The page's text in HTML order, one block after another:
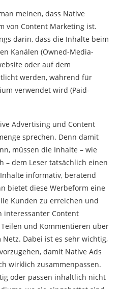
meinen, dass Native
von Content Marketing ist.
darin, dass die Inhalte beim
Kanälen (Owned-Media-
oder auf dem
werden, während für
verwendet wird (Paid-
Advertising und Content
sprechen. Denn damit
müssen die Inhalte – wie
– dem Leser tatsächlich einen
informativ, beratend
bietet diese Werbeform eine
Kunden zu erreichen und
interessanter Content
und Kommentieren über
Dabei ist es sehr wichtig,
damit Native Ads
wirklich zusammenpassen.
oder passen inhaltlich nicht